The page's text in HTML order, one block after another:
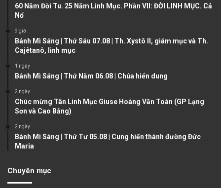
u
a
e
g
60 Năm Đời Tu. 25 Năm Linh Mục. Phần VII: ĐỜI LINH MỤC. Cả
Nổ
9 giờ
Bánh Mì Sáng | Thứ Sáu 07.08 | Th. Xystô II, giám mục và Th.
Cajêtanô, linh mục
1 ngày
Bánh Mì Sáng | Thứ Năm 06.08 | Chúa hiển dung
2 ngày
Chúc mừng Tân Linh Mục Giuse Hoàng Văn Toàn (GP Lạng
Sơn và Cao Bằng)
2 ngày
Bánh Mì Sáng | Thứ Tư 05.08 | Cung hiến thánh đường Đức
Maria
Chuyên mục